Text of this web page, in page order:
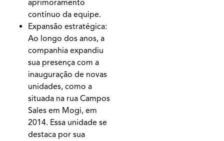
aprimoramento
contínuo da equipe.
Expansão estratégica:
Ao longo dos anos, a
companhia expandiu
sua presença com a
inauguração de novas
unidades, como a
situada na rua Campos
Sales em Mogi, em
2014. Essa unidade se
destaca por sua